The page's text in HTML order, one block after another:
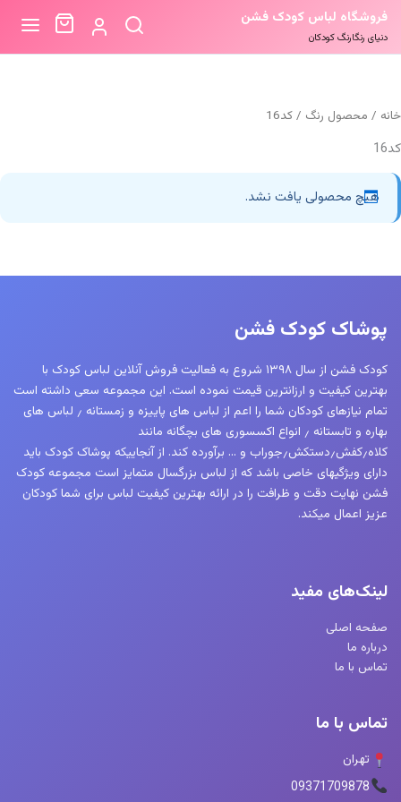
فروشگاه لباس کودک فشن
دنیای رنگارنگ کودکان
خانه / محصول رنگ / کد16
کد16
هیچ محصولی یافت نشد.
پوشاک کودک فشن
کودک فشن از سال ۱۳۹۸ شروع به فعالیت فروش آنلاین لباس کودک با
بهترین کیفیت و ارزانترین قیمت نموده است. این مجموعه سعی داشته است
تمام نیازهای کودکان شما را اعم از لباس های پاییزه و زمستانه ٫ لباس های
بهاره و تابستانه ٫ انواع اکسسوری های بچگانه مانند
کلاه٫کفش٫دستکش٫جوراب و … برآورده کند. از آنجاییکه پوشاک کودک باید
دارای ویژگیهای خاصی باشد که از لباس بزرگسال متمایز است مجموعه کودک
فشن نهایت دقت و ظرافت را در ارائه بهترین کیفیت لباس برای شما کودکان
عزیز اعمال میکند.
لینک‌های مفید
صفحه اصلی
درباره ما
تماس با ما
تماس با ما
تهران
09371709878